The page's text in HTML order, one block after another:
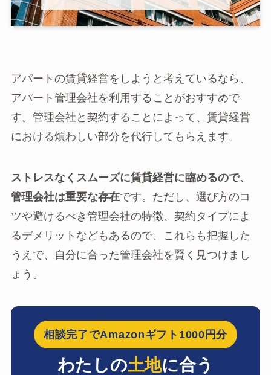
アパートの賃貸経営をしようと考えているなら、
アパート管理会社を利用することがおすすめで
す。管理会社と契約することによって、賃貸経営
における煩わしい部分を代行してもらえます。
ストレスなくスムーズに賃貸経営に臨めるので、
管理会社は重要な存在です。ただし、選び方のコ
ツや避けるべき管理会社の特徴、契約タイプによ
るデメリットなどもあるので、これらも把握した
うえで、自分に合った管理会社を賢く見つけまし
ょう。
相談完了でAmazonギフト1000円分
わたしの土地に合う